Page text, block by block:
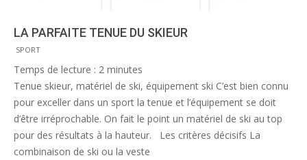
LA PARFAITE TENUE DU SKIEUR
2012-
11-
30
SPORT
Temps de lecture : 2 minutes
Tenue skieur, matériel de ski, équipement ski C’est bien connu
pour exceller dans un sport la tenue et l’équipement se doit
d’être irréprochable. On fait le point un matériel de ski au top
pour des résultats à la hauteur. Les critères décisifs La
combinaison de ski ou la veste